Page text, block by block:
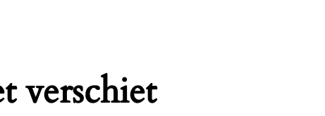
verschiet